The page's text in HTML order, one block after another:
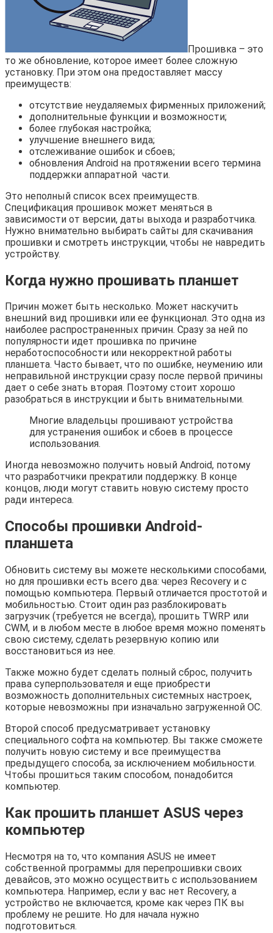
Прошивка – это
то же обновление, которое имеет более сложную
установку. При этом она предоставляет массу
преимуществ:
отсутствие неудаляемых фирменных приложений;
дополнительные функции и возможности;
более глубокая настройка;
улучшение внешнего вида;
отслеживание ошибок и сбоев;
обновления Android на протяжении всего термина
поддержки аппаратной части.
Это неполный список всех преимуществ.
Спецификация прошивок может меняться в
зависимости от версии, даты выхода и разработчика.
Нужно внимательно выбирать сайты для скачивания
прошивки и смотреть инструкции, чтобы не навредить
устройству.
Когда нужно прошивать планшет
Причин может быть несколько. Может наскучить
внешний вид прошивки или ее функционал. Это одна из
наиболее распространенных причин. Сразу за ней по
популярности идет прошивка по причине
неработоспособности или некорректной работы
планшета. Часто бывает, что по ошибке, неумению или
неправильной инструкции сразу после первой причины
дает о себе знать вторая. Поэтому стоит хорошо
разобраться в инструкции и быть внимательными.
Многие владельцы прошивают устройства
для устранения ошибок и сбоев в процессе
использования.
Иногда невозможно получить новый Android, потому
что разработчики прекратили поддержку. В конце
концов, люди могут ставить новую систему просто
ради интереса.
Способы прошивки Android-
планшета
Обновить систему вы можете несколькими способами,
но для прошивки есть всего два: через Recovery и с
помощью компьютера. Первый отличается простотой и
мобильностью. Стоит один раз разблокировать
загрузчик (требуется не всегда), прошить TWRP или
CWM, и в любом месте в любое время можно поменять
свою систему, сделать резервную копию или
восстановиться из нее.
Также можно будет сделать полный сброс, получить
права суперпользователя и еще приобрести
возможность дополнительных системных настроек,
которые невозможны при изначально загруженной ОС.
Второй способ предусматривает установку
специального софта на компьютер. Вы также сможете
получить новую систему и все преимущества
предыдущего способа, за исключением мобильности.
Чтобы прошиться таким способом, понадобится
компьютер.
Как прошить планшет ASUS через
компьютер
Несмотря на то, что компания ASUS не имеет
собственной программы для перепрошивки своих
девайсов, это можно осуществить с использованием
компьютера. Например, если у вас нет Recovery, а
устройство не включается, кроме как через ПК вы
проблему не решите. Но для начала нужно
подготовиться.